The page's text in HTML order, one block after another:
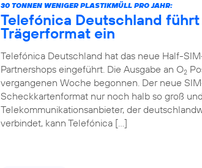
30 TONNEN WENIGER PLASTIKMÜLL PRO JAHR:
Telefónica Deutschland
Trägerformat ein
Telefónica Deutschland hat das neue Half-
Partnershops eingeführt. Die Ausgabe an O2
vergangenen Woche begonnen. Der neue
Scheckkartenformat nur noch halb so groß
Telekommunikationsanbieter, der
verbindet, kann Telefónica […]